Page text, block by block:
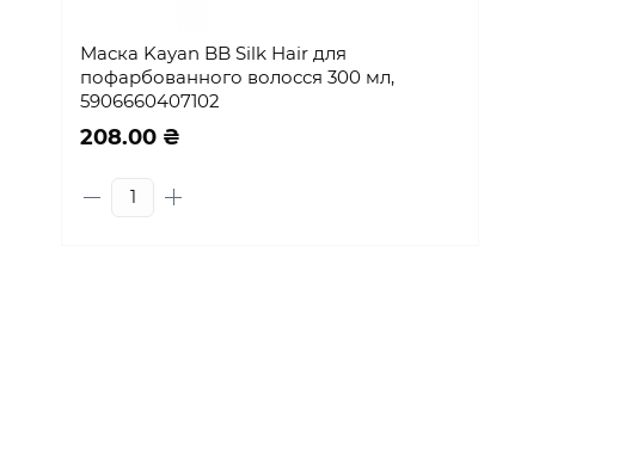
Маска Kayan BB Silk Hair для
пофарбованного волосся 300 мл,
5906660407102
208.00 ₴